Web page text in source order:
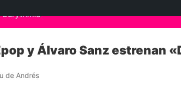
y Álvaro Sanz estrenan
de Andrés